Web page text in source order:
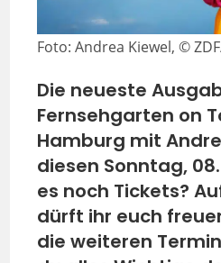
Foto: Andrea Kiewel, ©
Die neueste
Fernsehgarten on
Hamburg mit
diesen Sonntag,
es noch Tickets?
dürft ihr euch
die weiteren